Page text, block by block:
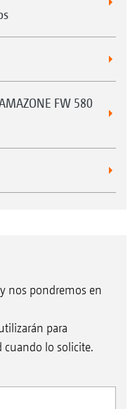
FW 580
nos pondremos en
para
cuando lo solicite.